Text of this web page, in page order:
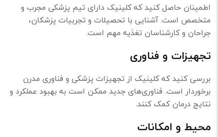
اطمینان حاصل کنید که کلینیک دارای تیم پزشکی مجرب و
متخصص است. آشنایی با تحصیلات و تجربیات پزشکان،
جراحان و کارشناسان تغذیه مهم است.
تجهیزات و فناوری
بررسی کنید که کلینیک از تجهیزات پزشکی و فناوری مدرن
برخوردار است. فناوری‌های جدید ممکن است به بهبود عملکرد و
نتایج درمان کمک کنند.
محیط و امکانات